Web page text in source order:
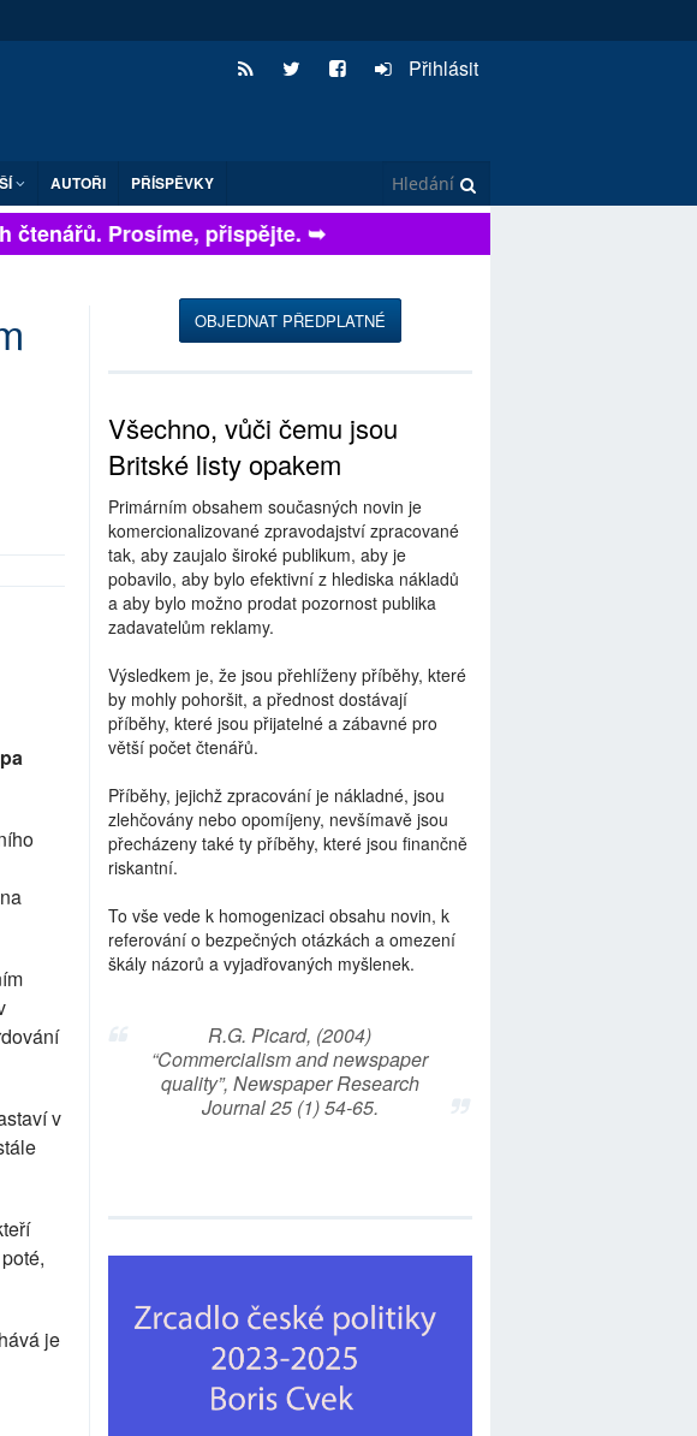
Přihlásit
AUTOŘI PŘÍSPĚVKY
Prosíme, přispějte. ➥
v
je
OBJEDNAT PŘEDPLATNÉ
Všechno, vůči čemu jsou
Britské listy opakem
Primárním obsahem současných novin je
komercionalizované zpravodajství zpracované
tak, aby zaujalo široké publikum, aby je
pobavilo, aby bylo efektivní z hlediska nákladů
a aby bylo možno prodat pozornost publika
zadavatelům reklamy.
Výsledkem je, že jsou přehlíženy příběhy, které
by mohly pohoršit, a přednost dostávají
příběhy, které jsou přijatelné a zábavné pro
větší počet čtenářů.
Příběhy, jejichž zpracování je nákladné, jsou
zlehčovány nebo opomíjeny, nevšímavě jsou
přecházeny také ty příběhy, které jsou finančně
riskantní.
To vše vede k homogenizaci obsahu novin, k
referování o bezpečných otázkách a omezení
škály názorů a vyjadřovaných myšlenek.
R.G. Picard, (2004)
“Commercialism and newspaper
quality”, Newspaper Research
Journal 25 (1) 54-65.